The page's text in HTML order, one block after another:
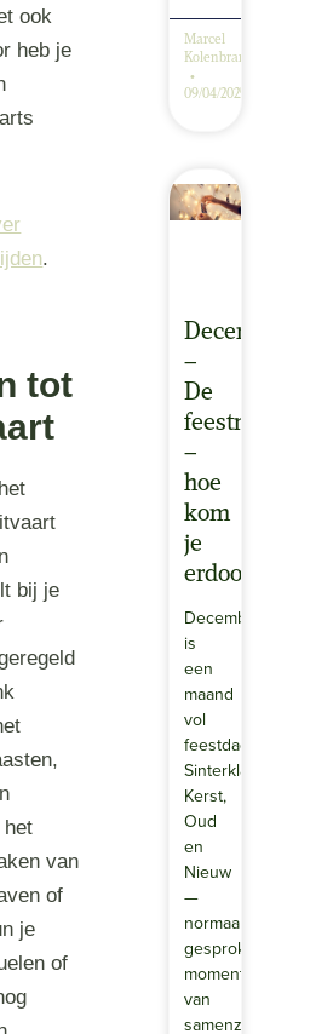
ook
heb je
.
tot
bij je
het
van
of
je
of
Marcel
Kolenbrander
09/04/2025
December
–
De
feestmaand
–
hoe
kom
je
erdoor?
December
is
een
maand
vol
feestdagen.
Sinterklaas,
Kerst,
Oud
en
Nieuw
—
normaal
gesproken
momenten
van
samenzijn,